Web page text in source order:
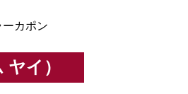
カポン
イ）